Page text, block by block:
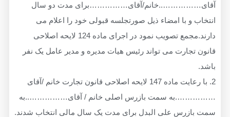
آقای……………برای مدت دو سال
و با امضاء ذیل صورتجلسه قبولی خود را اعلام می
دارند.مجمع تصویب نمود در اجرای ماده 124 لایحه اصلاحی
می تواند رئیس هیات مدیره و مدیر عامل یک نفر
2. با رعایت ماده 147 لایحه اصلاحی قانون تجارت خانم /آقای
سمت بازرس اصلی خانم / آقای……………..به
علی البدل برای مدت یک سال مالی انتخاب شدند.